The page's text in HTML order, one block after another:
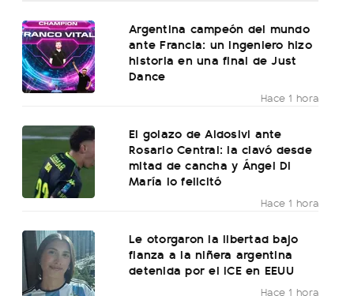
Argentina campeón del mundo
ante Francia: un ingeniero hizo
historia en una final de Just
Dance
Hace 1 hora
El golazo de Aldosivi ante
Rosario Central: la clavó desde
mitad de cancha y Ángel Di
María lo felicitó
Hace 1 hora
Le otorgaron la libertad bajo
fianza a la niñera argentina
detenida por el ICE en EEUU
Hace 1 hora